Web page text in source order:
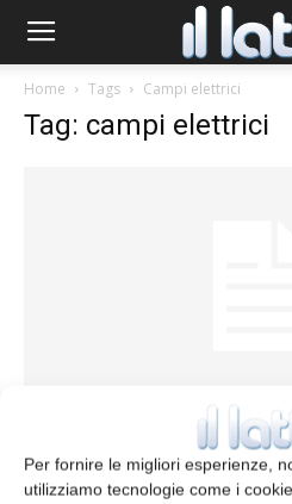
Per fornire le migliori esperienze,
utilizziamo tecnologie come i
Home Tags Campi elettrici
Tag: campi elettrici
Peptidi modificati
redazione 15 Luglio 2015